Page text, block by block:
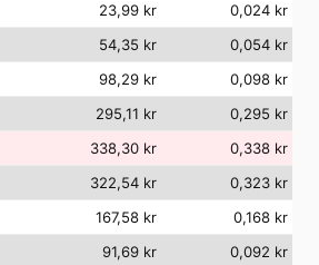
23,99 kr
0,024 kr
54,35 kr
0,054 kr
98,29 kr
0,098 kr
295,11 kr
0,295 kr
338,30 kr
0,338 kr
322,54 kr
0,323 kr
167,58 kr
0,168 kr
91,69 kr
0,092 kr